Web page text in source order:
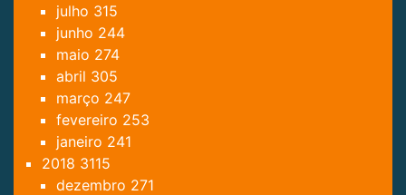
julho 315
junho 244
maio 274
abril 305
março 247
fevereiro 253
janeiro 241
2018 3115
dezembro 271